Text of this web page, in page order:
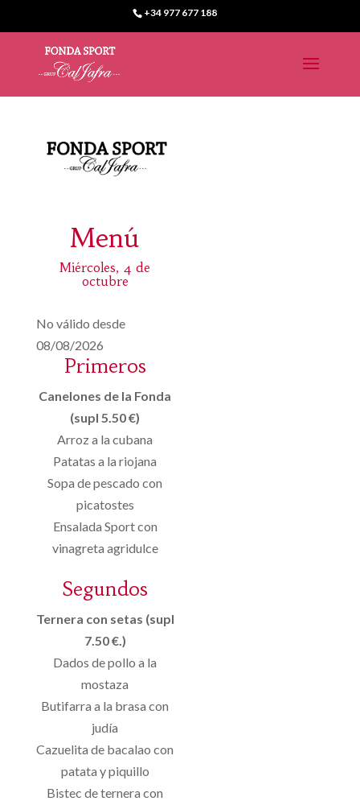
+34 977 677 188
Menú
Miércoles, 4 de
octubre
No válido desde
08/08/2026
Primeros
Canelones de la Fonda
(supl 5.50 €)
Arroz a la cubana
Patatas a la riojana
Sopa de pescado con
picatostes
Ensalada Sport con
vinagreta agridulce
Segundos
Ternera con setas (supl
7.50 €.)
Dados de pollo a la
mostaza
Butifarra a la brasa con
judía
Cazuelita de bacalao con
patata y piquillo
Bistec de ternera con